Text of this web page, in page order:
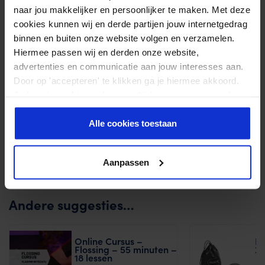
naar jou makkelijker en persoonlijker te maken. Met deze
cookies kunnen wij en derde partijen jouw internetgedrag
binnen en buiten onze website volgen en verzamelen.
Hiermee passen wij en derden onze website,
advertenties en communicatie aan jouw interesses aan.
Door op 'accepteren' te klikken ga je hiermee akkoord.
er meer over in onsprivacy beleid.
Alle cookies toestaan
Aanpassen
Materiaal Latex
Afmeting 208 cm x 5 cm
Reviews
Schrijf review
Andere suggesties…
Online Cursus –
Flossing – 55 minuten –
18 lessen